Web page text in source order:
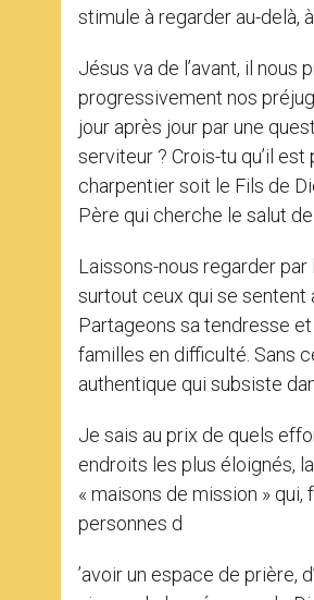
stimule à regarder au-delà,
Jésus va de l’avant, il
progressivement nos
jour après jour par une
serviteur ? Crois-tu qu’il est
charpentier soit le Fils de
Père qui cherche le salut
Laissons-nous regarder par
surtout ceux qui se sentent
Partageons sa tendresse
familles en difficulté. Sans
authentique qui subsiste
Je sais au prix de quels
endroits les plus éloignés,
« maisons de mission »
personnes d
’avoir un espace de prière,